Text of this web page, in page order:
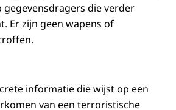
gegevensdragers die verder
Er zijn geen wapens of
informatie die wijst op een
van een terroristische